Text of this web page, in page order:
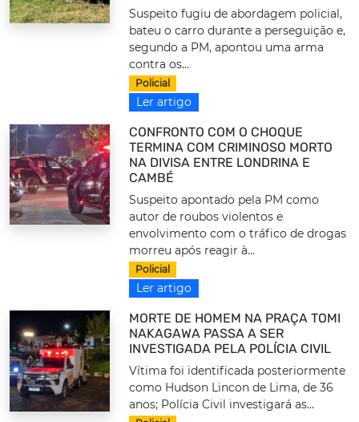
Suspeito fugiu de abordagem policial,
bateu o carro durante a perseguição e,
segundo a PM, apontou uma arma
contra os...
Policial
Ler artigo
CONFRONTO COM O CHOQUE
TERMINA COM CRIMINOSO MORTO
NA DIVISA ENTRE LONDRINA E
CAMBÉ
Suspeito apontado pela PM como
autor de roubos violentos e
envolvimento com o tráfico de drogas
morreu após reagir à...
Policial
Ler artigo
MORTE DE HOMEM NA PRAÇA TOMI
NAKAGAWA PASSA A SER
INVESTIGADA PELA POLÍCIA CIVIL
Vítima foi identificada posteriormente
como Hudson Lincon de Lima, de 36
anos; Polícia Civil investigará as...